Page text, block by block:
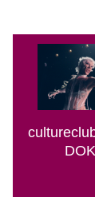
Kitas